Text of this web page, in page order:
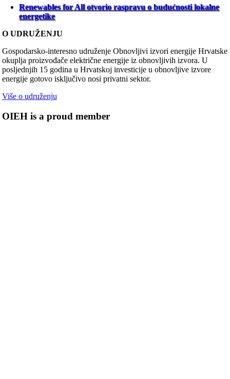
Renewables for All otvorio raspravu o budućnosti lokalne
energetike
O UDRUŽENJU
Gospodarsko-interesno udruženje Obnovljivi izvori energije Hrvatske
okuplja proizvođače električne energije iz obnovljivih izvora. U
posljednjih 15 godina u Hrvatskoj investicije u obnovljive izvore
energije gotovo isključivo nosi privatni sektor.
Više o udruženju
OIEH is a proud member